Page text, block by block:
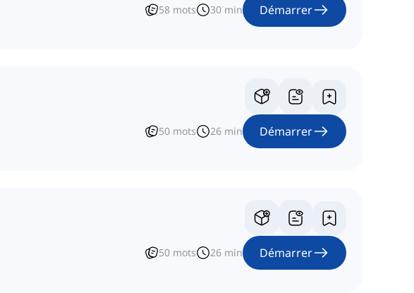
58 mots 30 min Démarrer
50 mots 26 min Démarrer
50 mots 26 min Démarrer